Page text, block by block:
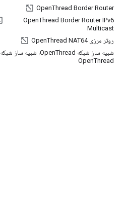
OpenThread Border Router
OpenThread Border Router IPv6
Multicast
روتر مرزی OpenThread NAT64
شبیه ساز شبکه Open
Thread، شبیه ساز شبکه
OpenThread